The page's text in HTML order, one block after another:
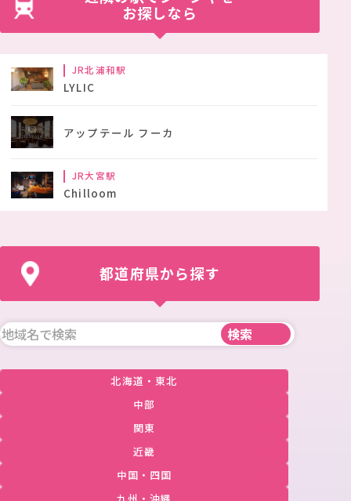
お探しなら
JR北浦和駅
LYLIC
アップテール フーカ
JR大宮駅
Chilloom
都道府県から探す
北海道・東北
中部
関東
近畿
中国・四国